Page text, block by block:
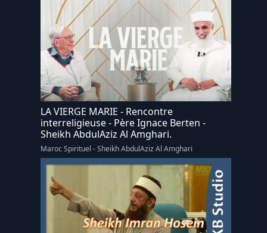
LA VIERGE MARIE - Rencontre
interreligieuse - Père Ignace Berten -
Sheikh AbdulAziz Al Amghari.
Maroc Spirituel - Sheikh AbdulAziz Al Amghari